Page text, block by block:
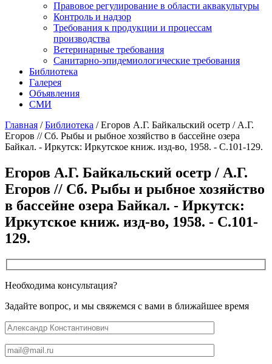
Правовое регулирование в области аквакультуры
Контроль и надзор
Требования к продукции и процессам
производства
Ветеринарные требования
Санитарно-эпидемиологические требования
Библиотека
Галерея
Объявления
СМИ
Главная /Библиотека /Егоров А.Г. Байкальский осетр / А.Г.
Егоров // Сб. Рыбы и рыбное хозяйство в бассейне озера
Байкал. - Иркутск: Иркутское книж. изд-во, 1958. - С.101-129.
Егоров А.Г. Байкальский осетр / А.Г.
Егоров // Сб. Рыбы и рыбное хозяйство
в бассейне озера Байкал. - Иркутск:
Иркутское книж. изд-во, 1958. - С.101-
129.
Необходима консультация?
Задайте вопрос, и мы свяжемся с вами в ближайшее время